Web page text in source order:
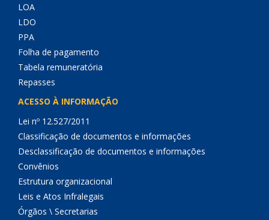
LOA
LDO
PPA
Folha de pagamento
Tabela remuneratória
Repasses
ACESSO À INFORMAÇÃO
Lei nº 12.527/2011
Classificação de documentos e informações
Desclassificação de documentos e informações
Convênios
Estrutura organizacional
Leis e Atos Infralegais
Órgãos \ Secretarias